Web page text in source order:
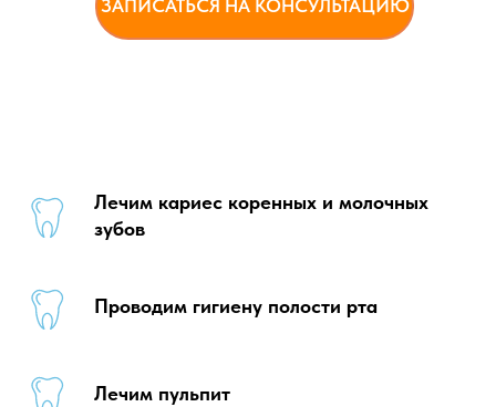
ЗАПИСАТЬСЯ НА КОНСУЛЬТАЦИЮ
Лечим кариес коренных и молочных
зубов
Проводим гигиену полости рта
Лечим пульпит